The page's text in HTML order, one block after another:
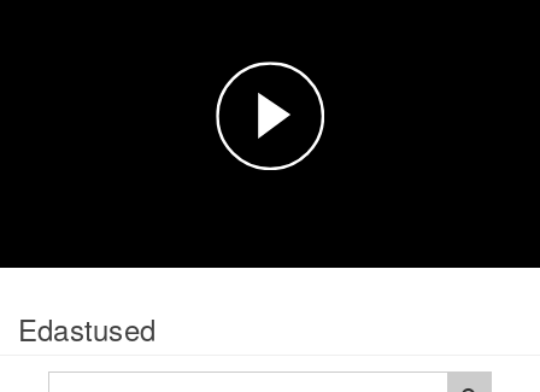
Esita
Edastused